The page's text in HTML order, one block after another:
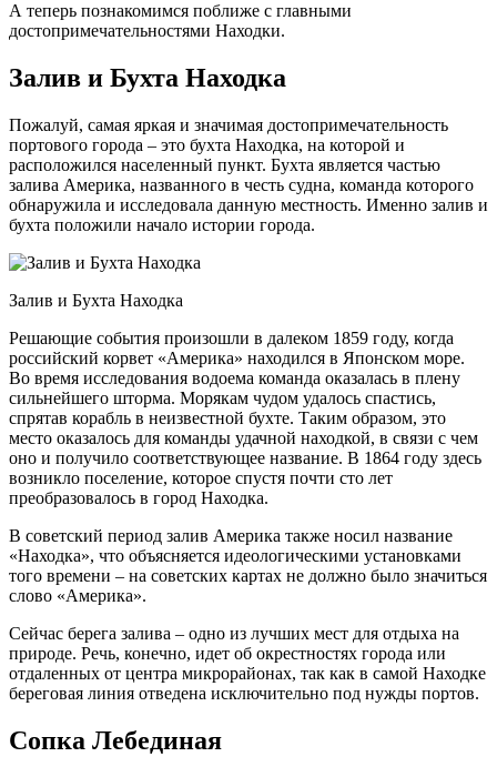
А теперь познакомимся поближе с главными
достопримечательностями Находки.
Залив и Бухта Находка
Пожалуй, самая яркая и значимая достопримечательность
портового города – это бухта Находка, на которой и
расположился населенный пункт. Бухта является частью
залива Америка, названного в честь судна, команда которого
обнаружила и исследовала данную местность. Именно залив и
бухта положили начало истории города.
Залив и Бухта Находка
Решающие события произошли в далеком 1859 году, когда
российский корвет «Америка» находился в Японском море.
Во время исследования водоема команда оказалась в плену
сильнейшего шторма. Морякам чудом удалось спастись,
спрятав корабль в неизвестной бухте. Таким образом, это
место оказалось для команды удачной находкой, в связи с чем
оно и получило соответствующее название. В 1864 году здесь
возникло поселение, которое спустя почти сто лет
преобразовалось в город Находка.
В советский период залив Америка также носил название
«Находка», что объясняется идеологическими установками
того времени – на советских картах не должно было значиться
слово «Америка».
Сейчас берега залива – одно из лучших мест для отдыха на
природе. Речь, конечно, идет об окрестностях города или
отдаленных от центра микрорайонах, так как в самой Находке
береговая линия отведена исключительно под нужды портов.
Сопка Лебединая